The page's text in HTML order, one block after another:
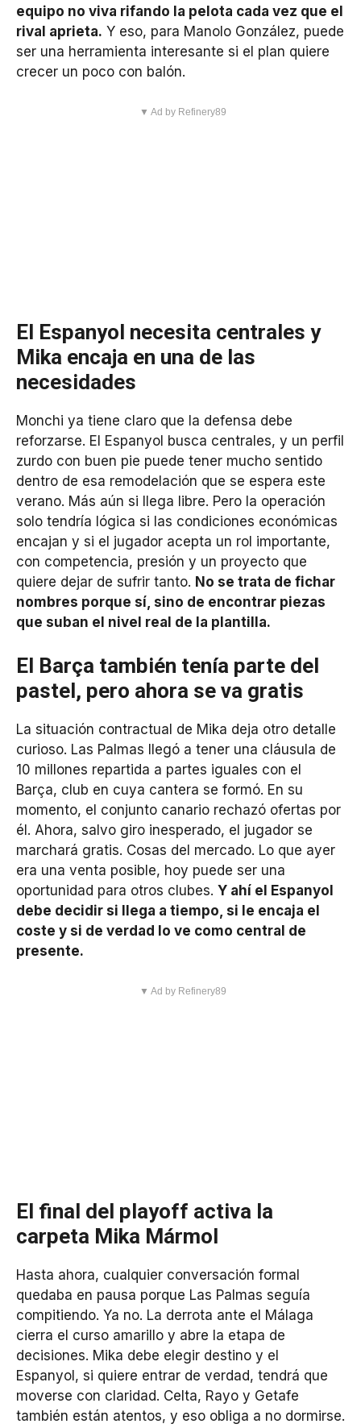
equipo no viva rifando la pelota cada vez que el
rival aprieta. Y eso, para Manolo González, puede
ser una herramienta interesante si el plan quiere
crecer un poco con balón.
▼ Ad by Refinery89
El Espanyol necesita centrales y
Mika encaja en una de las
necesidades
Monchi ya tiene claro que la defensa debe
reforzarse. El Espanyol busca centrales, y un perfil
zurdo con buen pie puede tener mucho sentido
dentro de esa remodelación que se espera este
verano. Más aún si llega libre. Pero la operación
solo tendría lógica si las condiciones económicas
encajan y si el jugador acepta un rol importante,
con competencia, presión y un proyecto que
quiere dejar de sufrir tanto. No se trata de fichar
nombres porque sí, sino de encontrar piezas
que suban el nivel real de la plantilla.
El Barça también tenía parte del
pastel, pero ahora se va gratis
La situación contractual de Mika deja otro detalle
curioso. Las Palmas llegó a tener una cláusula de
10 millones repartida a partes iguales con el
Barça, club en cuya cantera se formó. En su
momento, el conjunto canario rechazó ofertas por
él. Ahora, salvo giro inesperado, el jugador se
marchará gratis. Cosas del mercado. Lo que ayer
era una venta posible, hoy puede ser una
oportunidad para otros clubes. Y ahí el Espanyol
debe decidir si llega a tiempo, si le encaja el
coste y si de verdad lo ve como central de
presente.
▼ Ad by Refinery89
El final del playoff activa la
carpeta Mika Mármol
Hasta ahora, cualquier conversación formal
quedaba en pausa porque Las Palmas seguía
compitiendo. Ya no. La derrota ante el Málaga
cierra el curso amarillo y abre la etapa de
decisiones. Mika debe elegir destino y el
Espanyol, si quiere entrar de verdad, tendrá que
moverse con claridad. Celta, Rayo y Getafe
también están atentos, y eso obliga a no dormirse.